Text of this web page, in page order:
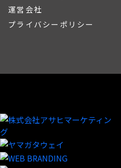
運営会社
プライバシーポリシー